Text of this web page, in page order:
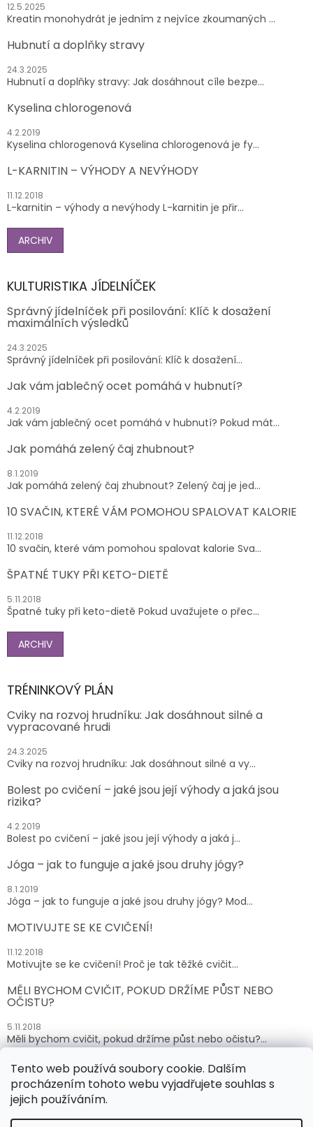
Tento web používá soubory cookie. Dalším
procházením tohoto webu vyjadřujete souhlas s
jejich používáním.
12.5.2025
Kreatin monohydrát je jedním z nejvíce zkoumaných ...
Hubnutí a doplňky stravy
24.3.2025
Hubnutí a doplňky stravy: Jak dosáhnout cíle bezpe...
Kyselina chlorogenová
4.2.2019
Kyselina chlorogenová Kyselina chlorogenová je fy...
L-KARNITIN – VÝHODY A NEVÝHODY
11.12.2018
L-karnitin – výhody a nevýhody L-karnitin je přir...
ARCHIV
KULTURISTIKA JÍDELNÍČEK
Správný jídelníček při posilování: Klíč k dosažení
maximálních výsledků
24.3.2025
Správný jídelníček při posilování: Klíč k dosažení...
Jak vám jablečný ocet pomáhá v hubnutí?
4.2.2019
Jak vám jablečný ocet pomáhá v hubnutí? Pokud mát...
Jak pomáhá zelený čaj zhubnout?
8.1.2019
Jak pomáhá zelený čaj zhubnout? Zelený čaj je jed...
10 SVAČIN, KTERÉ VÁM POMOHOU SPALOVAT KALORIE
11.12.2018
10 svačin, které vám pomohou spalovat kalorie Sva...
ŠPATNÉ TUKY PŘI KETO-DIETĚ
5.11.2018
Špatné tuky při keto-dietě Pokud uvažujete o přec...
ARCHIV
TRÉNINKOVÝ PLÁN
Cviky na rozvoj hrudníku: Jak dosáhnout silné a
vypracované hrudi
24.3.2025
Cviky na rozvoj hrudníku: Jak dosáhnout silné a vy...
Bolest po cvičení – jaké jsou její výhody a jaká jsou
rizika?
4.2.2019
Bolest po cvičení – jaké jsou její výhody a jaká j...
Jóga – jak to funguje a jaké jsou druhy jógy?
8.1.2019
Jóga – jak to funguje a jaké jsou druhy jógy? Mod...
MOTIVUJTE SE KE CVIČENÍ!
11.12.2018
Motivujte se ke cvičení! Proč je tak těžké cvičit...
MĚLI BYCHOM CVIČIT, POKUD DRŽÍME PŮST NEBO
OČISTU?
5.11.2018
Měli bychom cvičit, pokud držíme půst nebo očistu?...
ARCHIV